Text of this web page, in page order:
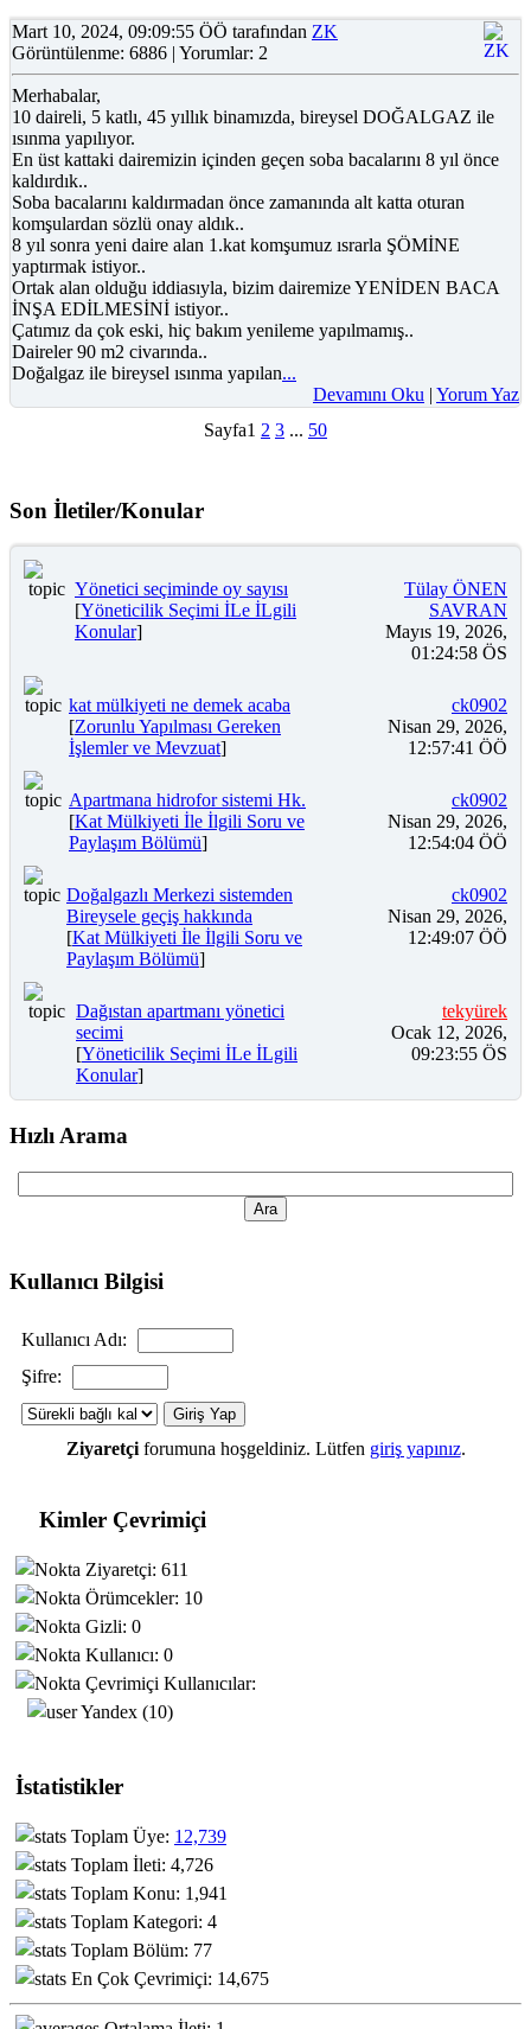
Mart 10, 2024, 09:09:55 ÖÖ tarafından ZK
Görüntülenme: 6886 | Yorumlar: 2
Merhabalar,
10 daireli, 5 katlı, 45 yıllık binamızda, bireysel DOĞALGAZ ile
ısınma yapılıyor.
En üst kattaki dairemizin içinden geçen soba bacalarını 8 yıl önce
kaldırdık..
Soba bacalarını kaldırmadan önce zamanında alt katta oturan
komşulardan sözlü onay aldık..
8 yıl sonra yeni daire alan 1.kat komşumuz ısrarla ŞÖMİNE
yaptırmak istiyor..
Ortak alan olduğu iddiasıyla, bizim dairemize YENİDEN BACA
İNŞA EDİLMESİNİ istiyor..
Çatımız da çok eski, hiç bakım yenileme yapılmamış..
Daireler 90 m2 civarında..
Doğalgaz ile bireysel ısınma yapılan...
Devamını Oku | Yorum Yaz
Sayfa1 2 3 ... 50
Son İletiler/Konular
Yönetici seçiminde oy sayısı
[Yöneticilik Seçimi İLe İLgili
Konular]
Tülay ÖNEN
SAVRAN
Mayıs 19, 2026,
01:24:58 ÖS
kat mülkiyeti ne demek acaba
[Zorunlu Yapılması Gereken
İşlemler ve Mevzuat]
ck0902
Nisan 29, 2026,
12:57:41 ÖÖ
Apartmana hidrofor sistemi Hk.
[Kat Mülkiyeti İle İlgili Soru ve
Paylaşım Bölümü]
ck0902
Nisan 29, 2026,
12:54:04 ÖÖ
Doğalgazlı Merkezi sistemden
Bireysele geçiş hakkında
[Kat Mülkiyeti İle İlgili Soru ve
Paylaşım Bölümü]
ck0902
Nisan 29, 2026,
12:49:07 ÖÖ
Dağıstan apartmanı yönetici
secimi
[Yöneticilik Seçimi İLe İLgili
Konular]
tekyürek
Ocak 12, 2026,
09:23:55 ÖS
Hızlı Arama
Kullanıcı Bilgisi
Kullanıcı Adı:
Şifre:
Ziyaretçiforumuna hoşgeldiniz. Lütfen giriş yapınız.
Kimler Çevrimiçi
Ziyaretçi: 611
Örümcekler: 10
Gizli: 0
Kullanıcı: 0
Çevrimiçi Kullanıcılar:
Yandex (10)
İstatistikler
Toplam Üye: 12,739
Toplam İleti: 4,726
Toplam Konu: 1,941
Toplam Kategori: 4
Toplam Bölüm: 77
En Çok Çevrimiçi: 14,675